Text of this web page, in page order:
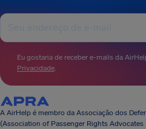
Eu gostaria de receber e-mails da
Privacidade.
A AirHelp é membro da Associação dos
(Association of Passenger Rights